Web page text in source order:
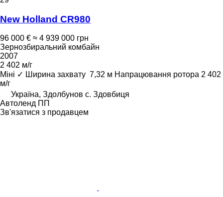
New Holland CR980
96 000 € ≈ 4 939 000 грн
Зернозбиральний комбайн
2007
2 402 м/г
Міні ✓ Ширина захвату 7,32 м Напрацювання ротора 2 402
м/г
Україна, Здолбунов с. Здовбиця
Автоленд ПП
Зв'язатися з продавцем